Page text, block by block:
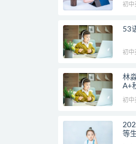
初中
53
初中
林
A+
初中
等